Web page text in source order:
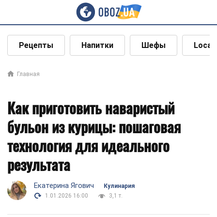
Рецепты Напитки Шефы Local
Главная
Как приготовить наваристый
бульон из курицы: пошаговая
технология для идеального
результата
Екатерина Ягович
Кулинария
1.01.2026 16:00
3,1 т.